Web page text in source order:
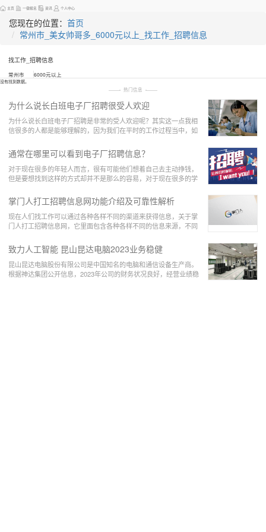
主页 一键报名 资讯 个人中心
您现在的位置： 首页
常州市_美女帅哥多_6000元以上_找工作_招聘信息
找工作_招聘信息
常州市 6000元以上
没有找到数据。
热门信息
为什么说长白班电子厂招聘很受人欢迎
为什么说长白班电子厂招聘是非常的受人欢迎呢？其实这一点我相
信很多的人都是能够理解的，因为我们在平时的工作过程当中，如
通常在哪里可以看到电子厂招聘信息？
对于现在很多的年轻人而言，很有可能他们想着自己去主动挣钱，
但是要想找到这样的方式却并不是那么的容易，对于现在很多的学
掌门人打工招聘信息网功能介绍及可靠性解析
现在人们找工作可以通过各种各样不同的渠道来获得信息，关于掌
门人打工招聘信息网，它里面包含各种各样不同的信息来源，不同
致力人工智能 昆山昆达电脑2023业务稳健
昆山昆达电脑股份有限公司是中国知名的电脑和通信设备生产商。
根据神达集团公开信息，2023年公司的财务状况良好，经营业绩稳